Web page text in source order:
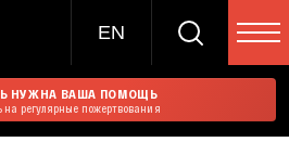
EN
НУЖНА ВАША ПОМОЩЬ
регулярные пожертвования